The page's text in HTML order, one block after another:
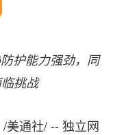
护能力强劲，同
挑战
/美通社/ -- 独立网